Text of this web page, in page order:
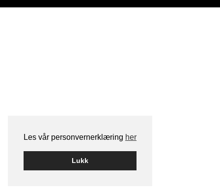
Les vår personvernerklæring her
Lukk